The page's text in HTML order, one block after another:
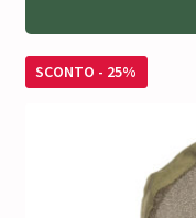
SCONTO - 25%